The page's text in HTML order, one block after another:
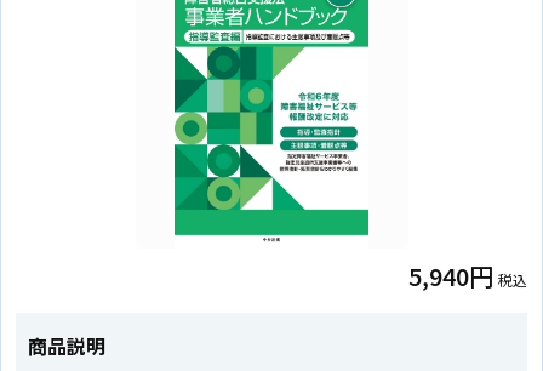
5,940円 税込
商品説明